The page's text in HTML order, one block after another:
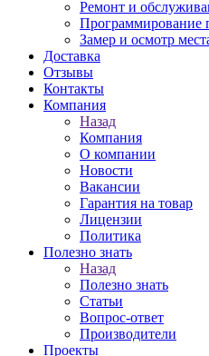
Ремонт и
Программирование
Замер и осмотр
Доставка
Отзывы
Контакты
Компания
Назад
Компания
О компании
Новости
Вакансии
Гарантия на товар
Лицензии
Политика
Полезно знать
Назад
Полезно знать
Статьи
Вопрос-ответ
Производители
Проекты